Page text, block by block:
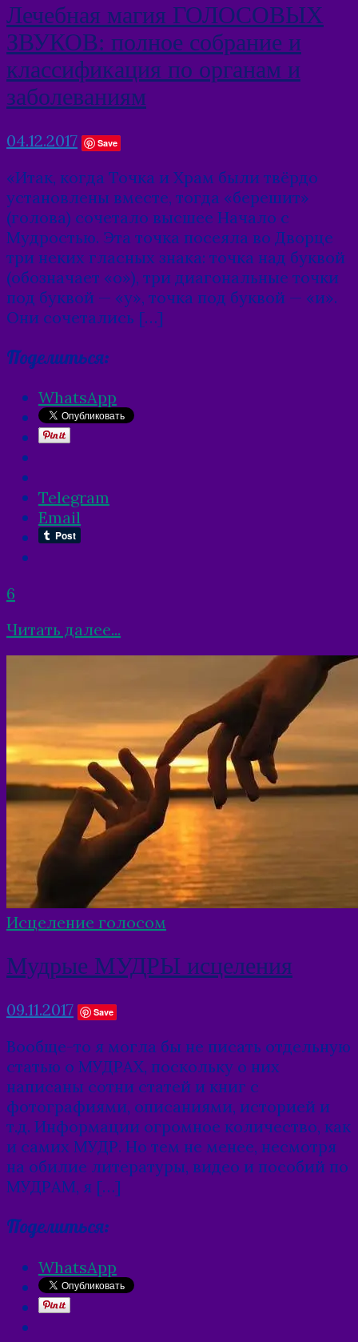
Лечебная магия ГОЛОСОВЫХ
ЗВУКОВ: полное собрание и
классификация по органам и
заболеваниям
04.12.2017 Save
«Итак, когда Точка и Храм были твёрдо
установлены вместе, тогда «берешит»
(голова) сочетало высшее Начало с
Мудростью. Эта точка посеяла во Дворце
три неких гласных знака: точка над буквой
(обозначает «о»), три диагональные точки
под буквой — «у», точка под буквой — «и».
Они сочетались […]
Поделиться:
WhatsApp
Telegram
Email
6
Читать далее...
Исцеление голосом
Мудрые МУДРЫ исцеления
09.11.2017 Save
Вообще-то я могла бы не писать отдельную
статью о МУДРАХ, поскольку о них
написаны сотни статей и книг с
фотографиями, описаниями, историей и
т.д. Информации огромное количество, как
и самих МУДР. Но тем не менее, несмотря
на обилие литературы, видео и пособий по
МУДРАМ, я […]
Поделиться:
WhatsApp